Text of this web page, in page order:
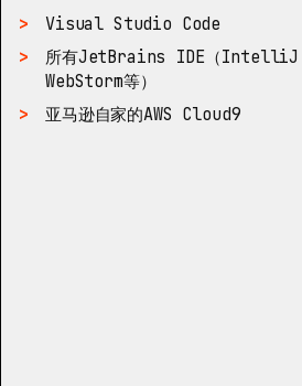
Visual Studio Code
所有JetBrains IDE（IntelliJ
WebStorm等）
亚马逊自家的AWS Cloud9